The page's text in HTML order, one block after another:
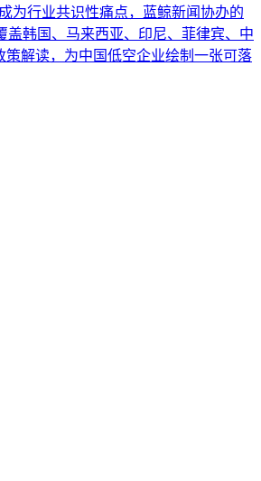
为行业共识性痛点，蓝鲸新闻协办的
盖韩国、马来西亚、印尼、菲律宾、中
策解读，为中国低空企业绘制一张可落